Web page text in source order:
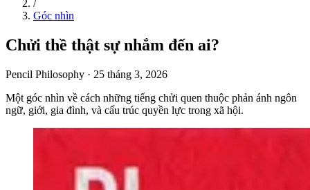
/
Góc nhìn
Chửi thề thật sự nhắm đến ai?
Pencil Philosophy · 25 tháng 3, 2026
Một góc nhìn về cách những tiếng chửi quen thuộc phản ánh ngôn
ngữ, giới, gia đình, và cấu trúc quyền lực trong xã hội.